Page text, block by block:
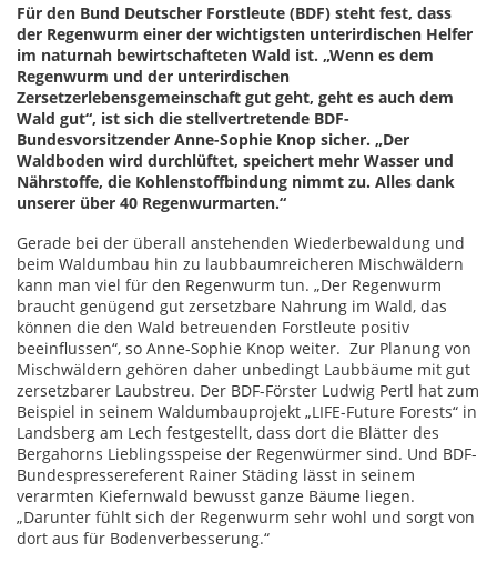
Für den Bund Deutscher Forstleute (BDF) steht fest, dass
der Regenwurm einer der wichtigsten unterirdischen Helfer
im naturnah bewirtschafteten Wald ist. „Wenn es dem
Regenwurm und der unterirdischen
Zersetzerlebensgemeinschaft gut geht, geht es auch dem
Wald gut“, ist sich die stellvertretende BDF-
Bundesvorsitzender Anne-Sophie Knop sicher. „Der
Waldboden wird durchlüftet, speichert mehr Wasser und
Nährstoffe, die Kohlenstoffbindung nimmt zu. Alles dank
unserer über 40 Regenwurmarten.“
Gerade bei der überall anstehenden Wiederbewaldung und
beim Waldumbau hin zu laubbaumreicheren Mischwäldern
kann man viel für den Regenwurm tun. „Der Regenwurm
braucht genügend gut zersetzbare Nahrung im Wald, das
können die den Wald betreuenden Forstleute positiv
beeinflussen“, so Anne-Sophie Knop weiter. Zur Planung von
Mischwäldern gehören daher unbedingt Laubbäume mit gut
zersetzbarer Laubstreu. Der BDF-Förster Ludwig Pertl hat zum
Beispiel in seinem Waldumbauprojekt „LIFE-Future Forests“ in
Landsberg am Lech festgestellt, dass dort die Blätter des
Bergahorns Lieblingsspeise der Regenwürmer sind. Und BDF-
Bundespressereferent Rainer Städing lässt in seinem
verarmten Kiefernwald bewusst ganze Bäume liegen.
„Darunter fühlt sich der Regenwurm sehr wohl und sorgt von
dort aus für Bodenverbesserung.“